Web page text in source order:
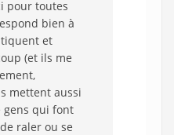
pour toutes
bien à
et
(et ils me
mettent aussi
gens qui font
raler ou se